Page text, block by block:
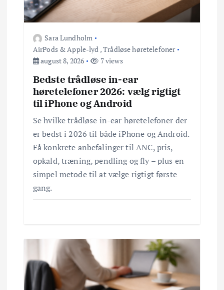
a
Sara Lundholm
AirPods & Apple-lyd ,Trådløse høretelefoner
august 8, 2026
7 views
Bedste trådløse in-ear
høretelefoner 2026: vælg rigtigt
til iPhone og Android
Se hvilke trådløse in-ear høretelefoner der
er bedst i 2026 til både iPhone og Android.
Få konkrete anbefalinger til ANC, pris,
opkald, træning, pendling og fly – plus en
simpel metode til at vælge rigtigt første
gang.